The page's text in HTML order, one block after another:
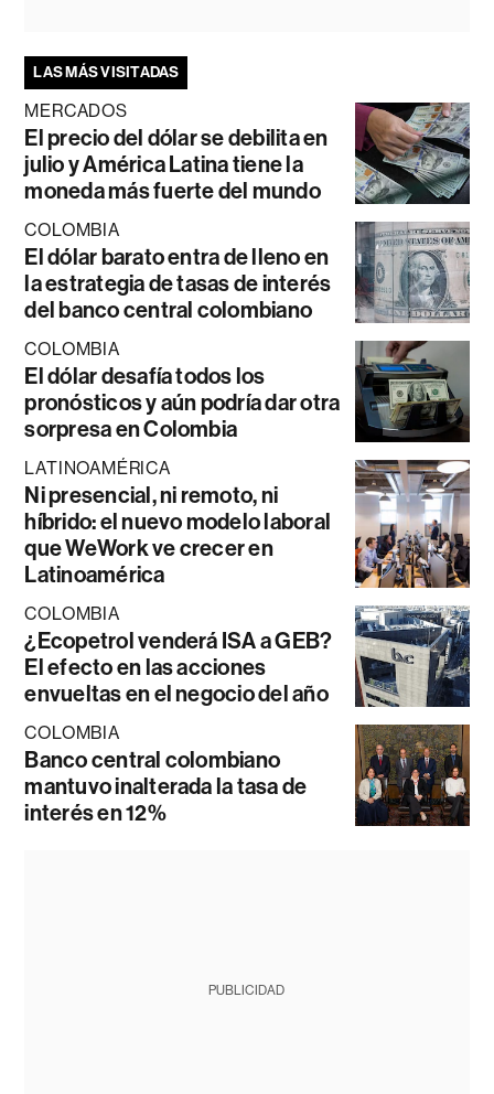
LAS MÁS VISITADAS
MERCADOS
El precio del dólar se debilita en
julio y América Latina tiene la
moneda más fuerte del mundo
COLOMBIA
El dólar barato entra de lleno en
la estrategia de tasas de interés
del banco central colombiano
COLOMBIA
El dólar desafía todos los
pronósticos y aún podría dar otra
sorpresa en Colombia
LATINOAMÉRICA
Ni presencial, ni remoto, ni
híbrido: el nuevo modelo laboral
que WeWork ve crecer en
Latinoamérica
COLOMBIA
¿Ecopetrol venderá ISA a GEB?
El efecto en las acciones
envueltas en el negocio del año
COLOMBIA
Banco central colombiano
mantuvo inalterada la tasa de
interés en 12%
PUBLICIDAD